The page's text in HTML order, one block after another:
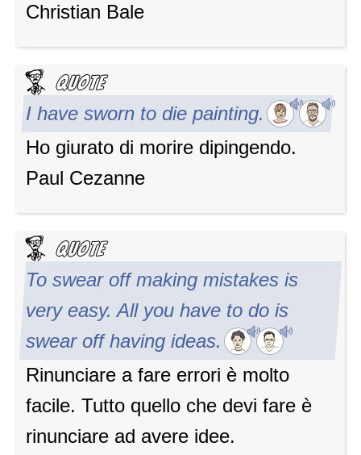
Christian Bale
I have sworn to die painting.
Ho giurato di morire dipingendo.
Paul Cezanne
To swear off making mistakes is
very easy. All you have to do is
swear off having ideas.
Rinunciare a fare errori è molto
facile. Tutto quello che devi fare è
rinunciare ad avere idee.